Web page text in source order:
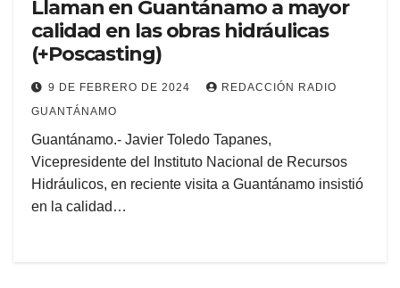
Llaman en Guantánamo a mayor
calidad en las obras hidráulicas
(+Poscasting)
9 DE FEBRERO DE 2024
REDACCIÓN RADIO
GUANTÁNAMO
Guantánamo.- Javier Toledo Tapanes,
Vicepresidente del Instituto Nacional de Recursos
Hidráulicos, en reciente visita a Guantánamo insistió
en la calidad…